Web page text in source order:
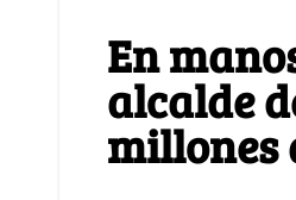
En
alcalde
millones